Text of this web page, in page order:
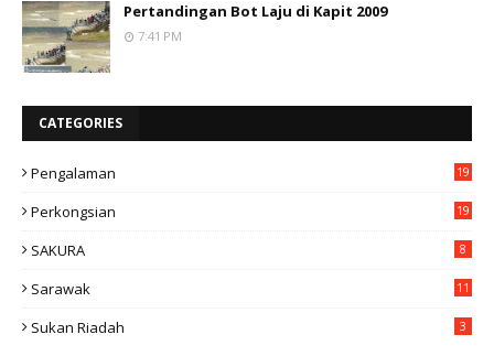
Pertandingan Bot Laju di Kapit 2009
7:41 PM
CATEGORIES
Pengalaman 19
Perkongsian 19
SAKURA 8
Sarawak 11
Sukan Riadah 3